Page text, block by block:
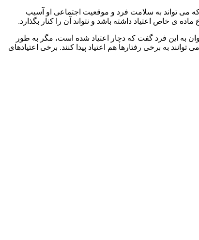
می تواند به سلامت فرد و موقعیت اجتماعی او آسیب
ی خاص اعتیاد داشته باشد و نتواند آن را کنار بگذارد.
به این فرد گفت که دچار اعتیاد شده است، مگر به طور
به برخی رفتارها هم اعتیاد پیدا کنند. برخی اعتیادهای